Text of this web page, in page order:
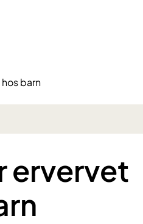
barn
ervervet